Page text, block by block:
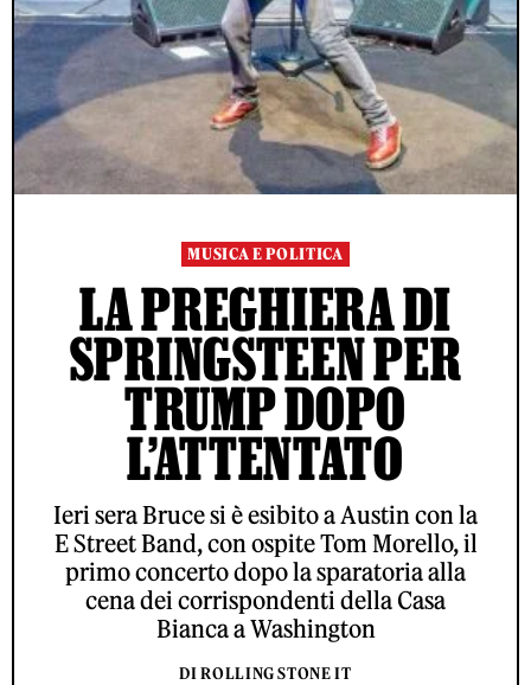
MUSICA E POLITICA
LA PREGHIERA DI
SPRINGSTEEN PER
TRUMP DOPO
L’ATTENTATO
Ieri sera Bruce si è esibito a Austin con la
E Street Band, con ospite Tom Morello, il
primo concerto dopo la sparatoria alla
cena dei corrispondenti della Casa
Bianca a Washington
DI ROLLING STONE IT